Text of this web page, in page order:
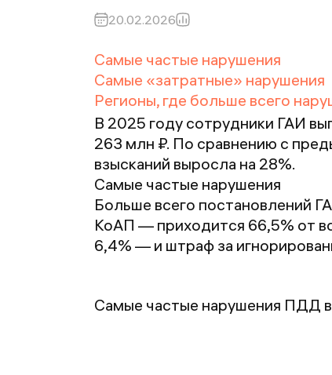
20.02.2026
Самые частые нарушения
Самые «затратные» нарушения
Регионы, где больше всего
В 2025 году сотрудники ГАИ
263 млн ₽. По сравнению с
взысканий выросла на 28%.
Самые частые нарушения
Больше всего постановлений
КоАП — приходится 66,5% от
6,4% — и штраф за
Самые частые нарушения ПДД